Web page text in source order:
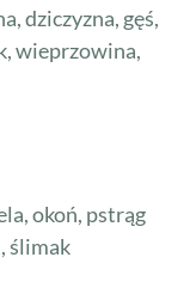
dziczyzna, gęś,
wieprzowina,
okoń, pstrąg
ślimak